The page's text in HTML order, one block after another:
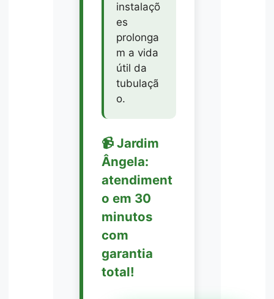
instalaçõ
es
prolonga
m a vida
útil da
tubulaçã
o.
📹 Jardim
Ângela:
atendiment
o em 30
minutos
com
garantia
total!